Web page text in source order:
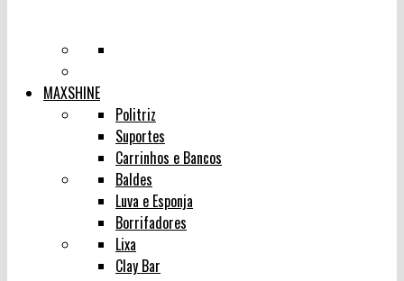
MAXSHINE
Politriz
Suportes
Carrinhos e Bancos
Baldes
Luva e Esponja
Borrifadores
Lixa
Clay Bar